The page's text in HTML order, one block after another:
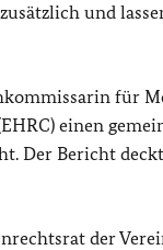
und
für
einen
Der Bericht
der